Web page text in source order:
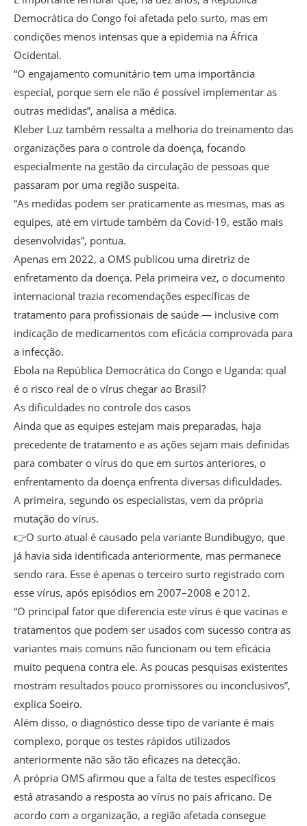
Democrática do Congo foi afetada pelo surto, mas em
condições menos intensas que a epidemia na África
Ocidental.
“O engajamento comunitário tem uma importância
especial, porque sem ele não é possível implementar as
outras medidas”, analisa a médica.
Kleber Luz também ressalta a melhoria do treinamento das
organizações para o controle da doença, focando
especialmente na gestão da circulação de pessoas que
passaram por uma região suspeita.
“As medidas podem ser praticamente as mesmas, mas as
equipes, até em virtude também da Covid-19, estão mais
desenvolvidas”, pontua.
Apenas em 2022, a OMS publicou uma diretriz de
enfretamento da doença. Pela primeira vez, o documento
internacional trazia recomendações específicas de
tratamento para profissionais de saúde — inclusive com
indicação de medicamentos com eficácia comprovada para
a infecção.
Ebola na República Democrática do Congo e Uganda: qual
é o risco real de o vírus chegar ao Brasil?
As dificuldades no controle dos casos
Ainda que as equipes estejam mais preparadas, haja
precedente de tratamento e as ações sejam mais definidas
para combater o vírus do que em surtos anteriores, o
enfrentamento da doença enfrenta diversas dificuldades.
A primeira, segundo os especialistas, vem da própria
mutação do vírus.
👉O surto atual é causado pela variante Bundibugyo, que
já havia sida identificada anteriormente, mas permanece
sendo rara. Esse é apenas o terceiro surto registrado com
esse vírus, após episódios em 2007–2008 e 2012.
“O principal fator que diferencia este vírus é que vacinas e
tratamentos que podem ser usados com sucesso contra as
variantes mais comuns não funcionam ou tem eficácia
muito pequena contra ele. As poucas pesquisas existentes
mostram resultados pouco promissores ou inconclusivos”,
explica Soeiro.
Além disso, o diagnóstico desse tipo de variante é mais
complexo, porque os testes rápidos utilizados
anteriormente não são tão eficazes na detecção.
A própria OMS afirmou que a falta de testes específicos
está atrasando a resposta ao vírus no país africano. De
acordo com a organização, a região afetada consegue